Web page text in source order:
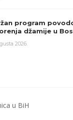
program
džamije u
2026.
u BiH